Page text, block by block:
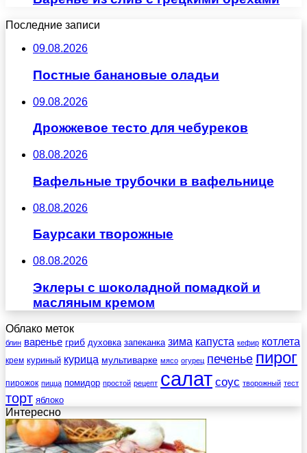
Последние записи
09.08.2026
Постные банановые оладьи
09.08.2026
Дрожжевое тесто для чебуреков
08.08.2026
Вафельные трубочки в вафельнице
08.08.2026
Баурсаки творожные
08.08.2026
Эклеры с шоколадной помадкой и
масляным кремом
Облако меток
блин варенье гриб духовка запеканка зима капуста кефир котлета
крем куриный курица мультиварке мясо огурец печенье пирог
пирожок пицца помидор простой рецепт салат соус творожный тест
торт яблоко
Интересно